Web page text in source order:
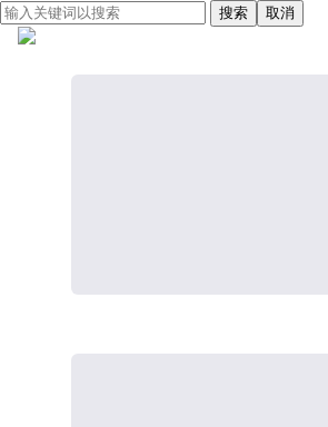
搜索 取消